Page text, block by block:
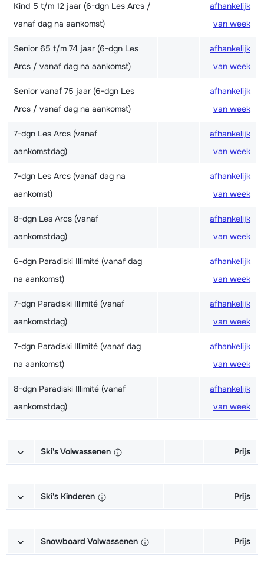
Kind 5 t/m 12 jaar (6-dgn Les Arcs /
vanaf dag na aankomst)
afhankelijk
van week
Senior 65 t/m 74 jaar (6-dgn Les
Arcs / vanaf dag na aankomst)
afhankelijk
van week
Senior vanaf 75 jaar (6-dgn Les
Arcs / vanaf dag na aankomst)
afhankelijk
van week
7-dgn Les Arcs (vanaf
aankomstdag)
afhankelijk
van week
7-dgn Les Arcs (vanaf dag na
aankomst)
afhankelijk
van week
8-dgn Les Arcs (vanaf
aankomstdag)
afhankelijk
van week
6-dgn Paradiski Illimité (vanaf dag
na aankomst)
afhankelijk
van week
7-dgn Paradiski Illimité (vanaf
aankomstdag)
afhankelijk
van week
7-dgn Paradiski Illimité (vanaf dag
na aankomst)
afhankelijk
van week
8-dgn Paradiski Illimité (vanaf
aankomstdag)
afhankelijk
van week
Ski's Volwassenen Prijs
Schoenen + Stokken (6/7 dagen)
van week
Stokken (6/7 dagen)
van week
Ski's Kinderen Prijs
Schoenen + Stokken (6/7 dagen)
van week
Snowboard Volwassenen Prijs